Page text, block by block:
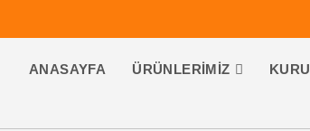
ANASAYFA ÜRÜNLERIMIZ